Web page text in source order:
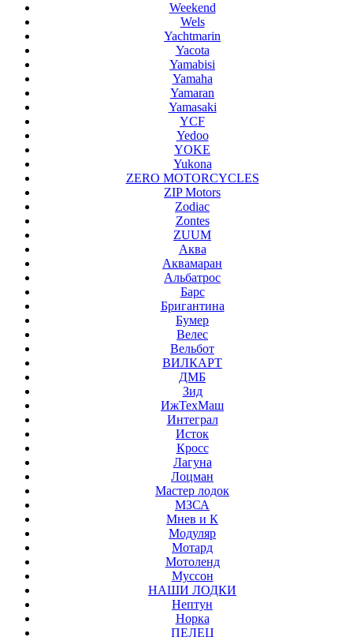
Weekend
Wels
Yachtmarin
Yacota
Yamabisi
Yamaha
Yamaran
Yamasaki
YCF
Yedoo
YOKE
Yukona
ZERO MOTORCYCLES
ZIP Motors
Zodiac
Zontes
ZUUM
Аква
Аквамаран
Альбатрос
Барс
Бригантина
Бумер
Велес
Вельбот
ВИЛКАРТ
ДМБ
Зид
ИжТехМаш
Интеграл
Исток
Кросс
Лагуна
Лоцман
Мастер лодок
МЗСА
Мнев и К
Модуляр
Мотард
Мотоленд
Муссон
НАШИ ЛОДКИ
Нептун
Норка
ПЕЛЕЦ